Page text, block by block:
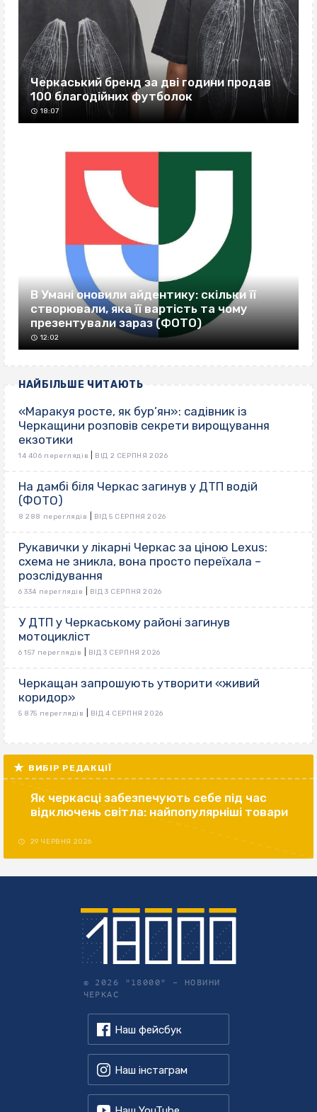
Черкаський бренд за дві години продав
100 благодійних футболок
18:07
В Умані оновили айдентику: скільки її
створювали, яка її вартість та чому
презентували зараз (ФОТО)
12:02
НАЙБІЛЬШЕ ЧИТАЮТЬ
«Маракуя росте, як бур’ян»: садівник із
Черкащини розповів секрети вирощування
екзотики
14 406 переглядів ВІД 2 СЕРПНЯ 2026
На дамбі біля Черкас загинув у ДТП водій
(ФОТО)
8 288 переглядів ВІД 5 СЕРПНЯ 2026
Рукавички у лікарні Черкас за ціною Lexus:
схема не зникла, вона просто переїхала –
розслідування
6 334 переглядів ВІД 3 СЕРПНЯ 2026
У ДТП у Черкаському районі загинув
мотоцикліст
6 157 переглядів ВІД 3 СЕРПНЯ 2026
Черкащан запрошують утворити «живий
коридор»
5 875 переглядів ВІД 4 СЕРПНЯ 2026
ВИБІР РЕДАКЦІЇ
Як черкасці забезпечують себе під час
відключень світла: найпопулярніші товари
29 ЧЕРВНЯ 2026
© 2026 "18000" – НОВИНИ
ЧЕРКАС
Наш фейсбук
Наш інстаграм